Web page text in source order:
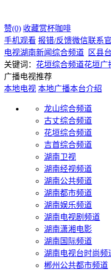
赞(0) 收藏赏杯咖啡
手机观看 报错/反馈微信联系
电视湖南新闻综合频道 区县台
关键词： 花垣综合频道花垣广
广播电视推荐
本地电视 本地广播本台介绍
龙山综合频道
古丈综合频道
花垣综合频道
吉首综合频道
湖南卫视
湖南经视频道
湖南公共频道
湖南都市频道
湖南娱乐频道
湖南电视剧频道
湖南潇湘电影
湖南国际频道
湖南电视台时尚频
郴州公共都市频道